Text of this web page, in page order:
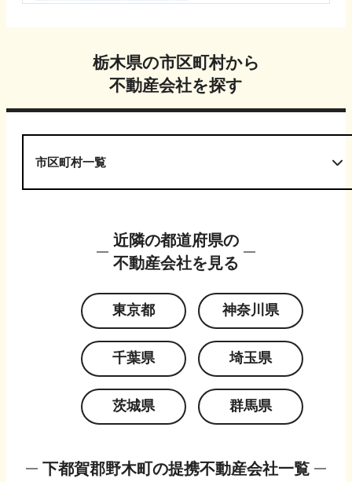
栃木県の市区町村から
不動産会社を探す
市区町村一覧
近隣の都道府県の
不動産会社を見る
東京都 神奈川県
千葉県 埼玉県
茨城県 群馬県
下都賀郡野木町の提携不動産会社一覧